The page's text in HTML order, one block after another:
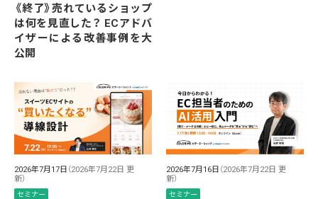
《終了》売れているショップ
は何を見直した？ ECアドバ
イザーによる改善事例を大
公開
2026年7月17日 （2026年7月22日 更
新）
セミナー
2026年7月16日 （2026年7月22日 更
新）
セミナー